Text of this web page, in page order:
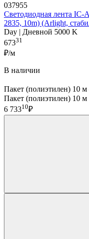
037955
Светодиодная лента IC-
2835, 10m) (Arlight,
Day | Дневной 5000 K
67331
₽/м
В наличии
Пакет (полиэтилен) 10
Пакет (полиэтилен) 10 м
6 73310₽